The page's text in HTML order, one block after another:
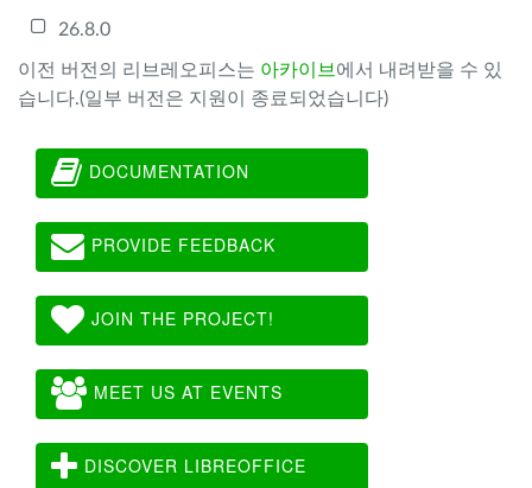
26.8.0
이전 버전의 리브레오피스는 아카이브 에서 내려받을 수 있
습니다.(일부 버전은 지원이 종료되었습니다)
DOCUMENTATION
PROVIDE FEEDBACK
JOIN THE PROJECT!
MEET US AT EVENTS
DISCOVER LIBREOFFICE